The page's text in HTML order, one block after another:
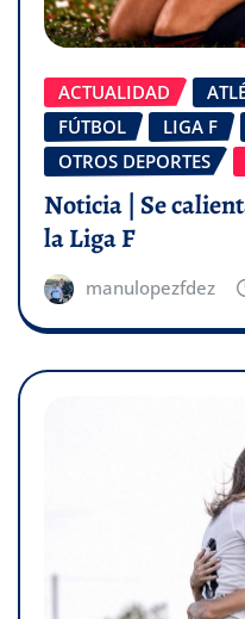
ACTUALIDAD
FÚTBOL
LIGA F
OTROS DEPORTES
Noticia | Se
la Liga F
manulopezfdez